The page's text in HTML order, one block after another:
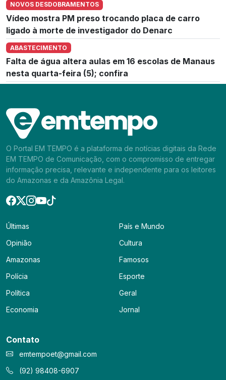
NOVOS DESDOBRAMENTOS
Vídeo mostra PM preso trocando placa de carro
ligado à morte de investigador do Denarc
ABASTECIMENTO
Falta de água altera aulas em 16 escolas de Manaus
nesta quarta-feira (5); confira
O Portal EM TEMPO é a plataforma de notícias digitais da Rede
EM TEMPO de Comunicação, com o compromisso de entregar
informação precisa, relevante e independente para os leitores
do Amazonas e da Amazônia Legal.
Últimas
Opinião
Amazonas
Polícia
Política
Economia
País e Mundo
Cultura
Famosos
Esporte
Geral
Jornal
Contato
emtempoet@gmail.com
(92) 98408-6907